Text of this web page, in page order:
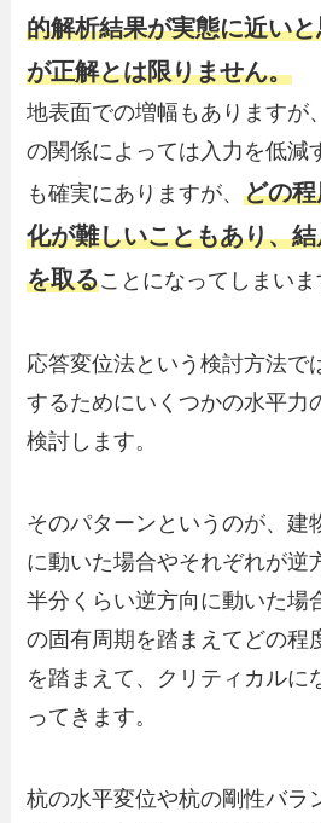
的解析結果が実態に近い
が正解とは限りません。
地表面での増幅もありますが
の関係によっては入力を低減
も確実にありますが、どの
化が難しいこともあり、
を取ることになってしまいま
応答変位法という検討方法で
するためにいくつかの水平力
検討します。
そのパターンというのが、建
に動いた場合やそれぞれが逆
半分くらい逆方向に動いた場
の固有周期を踏まえてどの程
を踏まえて、クリティカルに
ってきます。
杭の水平変位や杭の剛性バラ